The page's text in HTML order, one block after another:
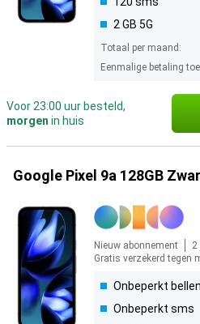
2 GB 5G
Totaal per maand:
Eenmalige betaling
Voor 23:00 uur besteld,
morgen in huis
Google Pixel 9a 128GB
Nieuw abonnement
2
Gratis verzekerd tegen
Onbeperkt bellen
Onbeperkt sms